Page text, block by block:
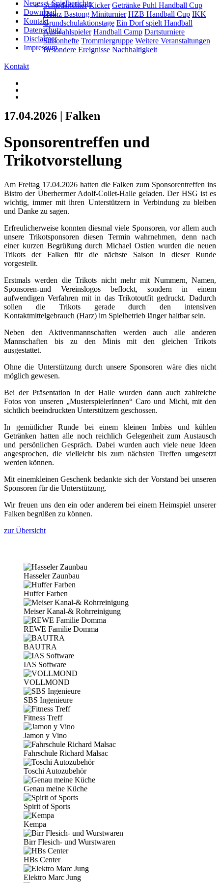
Neues + Spielberichte
Download
Kontakt
Datenschutz
Disclaimer
Impressum
Schiedsrichter Kicker Getränke Puhl Handball Cup
Heinz Bastong Miniturnier HZB Handball Cup IKK
Grundschulaktionstage Ein Dorf spielt Handball
Auswahlspieler Handball Camp Dartsturniere
Saisonhefte Trommlergruppe Weitere Veranstaltungen
Besondere Ereignisse Nachhaltigkeit
Kontakt
17.04.2026 | Falken
Sponsorentreffen und
Trikotvorstellung
Am Freitag 17.04.2026 hatten die Falken zum Sponsorentreffen ins
Bistro der Überherrner Adolf-Collet-Halle geladen. Der HSG ist es
wichtig, immer mit ihren Unterstützern in Verbindung zu bleiben
und Danke zu sagen.
Erfreulicherweise konnten diesmal viele Sponsoren, vor allem auch
unsere Trikotsponsoren diesen Termin wahrnehmen, denn nach
einer kurzen Begrüßung durch Michael Ostien wurden die neuen
Trikots der Falken für die nächste Saison in dieser Runde
vorgestellt.
Erstmals werden die Trikots nicht mehr mit Nummern, Namen,
Sponsoren-und Vereinslogos beflockt, sondern in einem
aufwendigen Verfahren mit in das Trikotoutfit gedruckt. Dadurch
sollen die Trikots gerade durch den intensiven
Kontaktmittelgebrauch (Harz) im Spielbetrieb länger haltbar sein.
Neben den Aktivenmannschaften werden auch alle anderen
Mannschaften bis zu den Minis mit den gleichen Trikots
ausgestattet.
Ohne die Unterstützung durch unsere Sponsoren wäre dies nicht
möglich gewesen.
Bei der Präsentation in der Halle wurden dann auch zahlreiche
Fotos von unseren „MusterspielerInnen“ Caro und Michi, mit den
sichtlich beeindruckten Unterstützern geschossen.
In gemütlicher Runde bei einem kleinen Imbiss und kühlen
Getränken hatten alle noch reichlich Gelegenheit zum Austausch
und persönlichen Gespräch. Dabei wurden auch viele neue Ideen
angesprochen, die vielleicht bis zum nächsten Treffen umgesetzt
werden können.
Mit einemkleinen Geschenk bedankte sich der Vorstand bei unseren
Sponsoren für die Unterstützung.
Wir freuen uns den ein oder anderem bei einem Heimspiel unserer
Falken begrüßen zu können.
zur Übersicht
Hasseler Zaunbau
Huffer Farben
Meiser Kanal-& Rohrreinigung
REWE Familie Domma
BAUTRA
IAS Software
VOLLMOND
SBS Ingenieure
Fitness Treff
Jamon y Vino
Fahrschule Richard Malsac
Toschi Autozubehör
Genau meine Küche
Spirit of Sports
Kempa
Birr Flesich- und Wurstwaren
HBs Center
Elektro Marc Jung